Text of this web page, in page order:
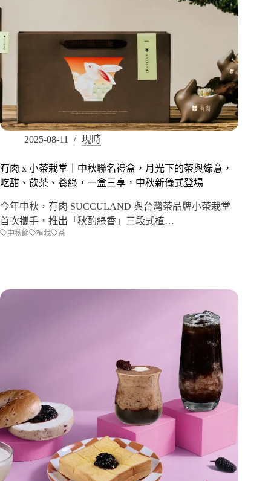
2025-08-11 現時
有肉 x 小茶栽堂｜中秋聯名禮盒，月光下的茶與綠意，
吃甜、飲茶、養綠，一盒三享，中秋新儀式登場
今年中秋，有肉 SUCCULAND 與台灣茶品牌小茶栽堂
首次攜手，推出「秋酌綠香」三段式植…
中秋節 植栽 茶